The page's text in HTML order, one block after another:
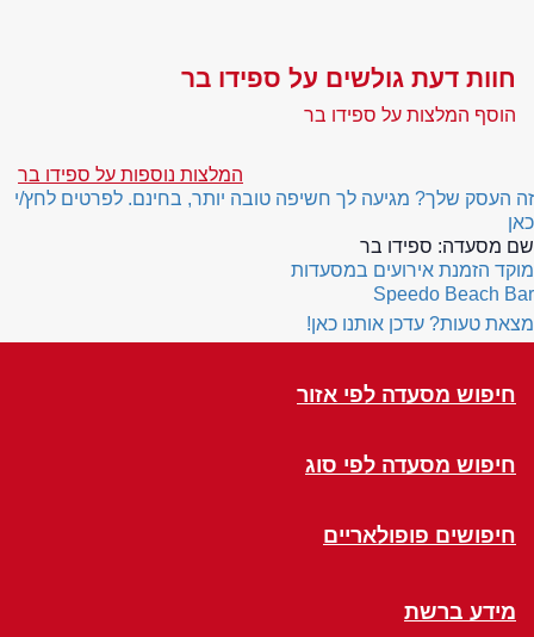
חוות דעת גולשים על ספידו בר
הוסף המלצות על ספידו בר
המלצות נוספות על ספידו בר
זה העסק שלך? מגיעה לך חשיפה טובה יותר, בחינם. לפרטים לחץ/י
כאן
שם מסעדה: ספידו בר
מוקד הזמנת אירועים במסעדות
Speedo Beach Bar
מצאת טעות? עדכן אותנו כאן!
חיפוש מסעדה לפי אזור
חיפוש מסעדה לפי סוג
חיפושים פופולאריים
מידע ברשת